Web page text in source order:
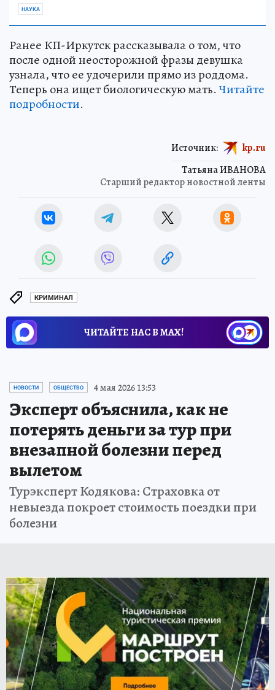
НАУКА
Ранее КП-Иркутск рассказывала о том, что
после одной неосторожной фразы девушка
узнала, что ее удочерили прямо из роддома.
Теперь она ищет биологическую мать.Читайте
подробности.
Татьяна ИВАНОВА
Старший редактор новостной ленты
Источник: kp.ru
КРИМИНАЛ
ЧИТАЙТЕ НАС В МАХ!
НОВОСТИ ОБЩЕСТВО 4 мая 2026 13:53
Эксперт объяснила, как не
потерять деньги за тур при
внезапной болезни перед
вылетом
Турэксперт Кодякова: Страховка от
невыезда покроет стоимость поездки при
болезни